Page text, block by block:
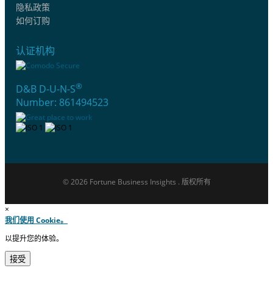
隐私政策
如何订购
认证机构
D&B D-U-N-S®
Number: 861494523
© 2026 Fortune Business Insights . 版权所有
×
我们使用 Cookie。
以提升您的体验。
接受